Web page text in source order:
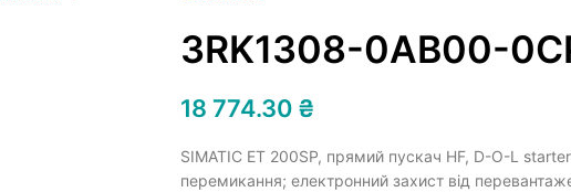
3RK1308-0AB00-
18 774.30 ₴
SIMATIC ET 200SP, прямий пускач HF, D-O-L
перемикання; електронний захист від